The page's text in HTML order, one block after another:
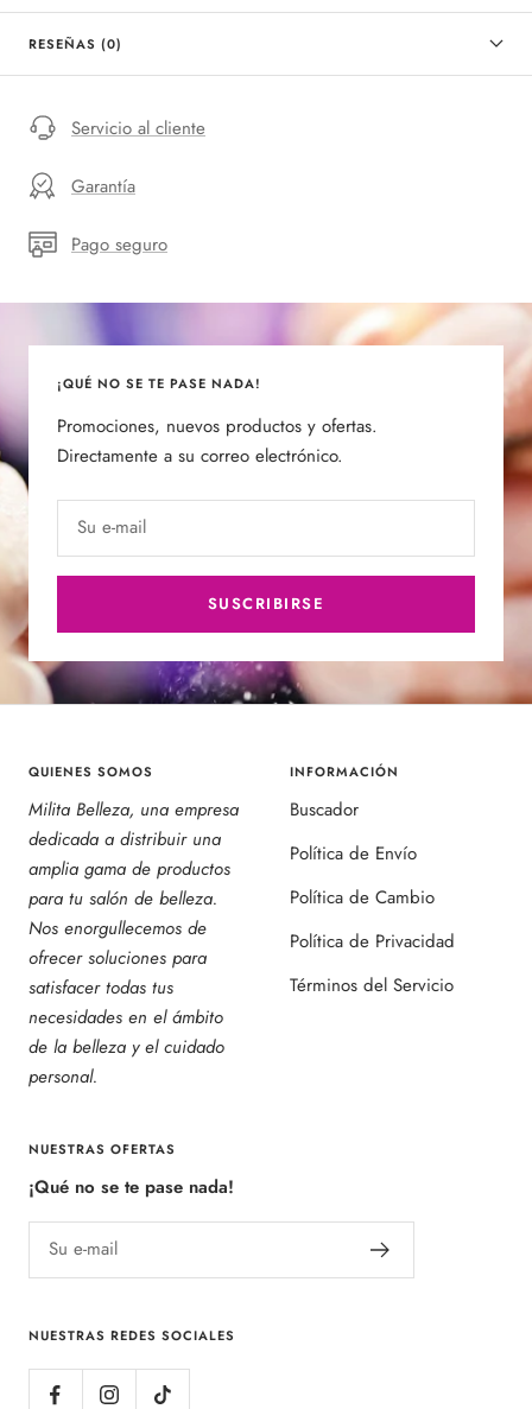
RESEÑAS (0)
Servicio al cliente
Garantía
Pago seguro
¡QUÉ NO SE TE PASE NADA!
Promociones, nuevos productos y ofertas.
Directamente a su correo electrónico.
Su e-mail
SUSCRIBIRSE
QUIENES SOMOS
Milita Belleza, una empresa
dedicada a distribuir una
amplia gama de productos
para tu salón de belleza.
Nos enorgullecemos de
ofrecer soluciones para
satisfacer todas tus
necesidades en el ámbito
de la belleza y el cuidado
personal.
INFORMACIÓN
Buscador
Política de Envío
Política de Cambio
Política de Privacidad
Términos del Servicio
NUESTRAS OFERTAS
¡Qué no se te pase nada!
Su e-mail
NUESTRAS REDES SOCIALES